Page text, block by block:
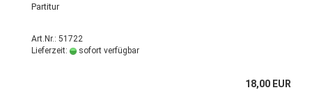
Partitur
Art.Nr.: 51722
Lieferzeit:
sofort verfügbar
18,00 EUR